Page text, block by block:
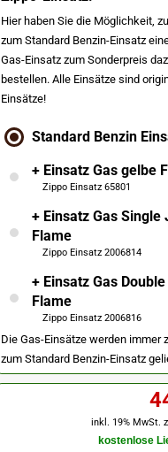
Hier haben Sie die Möglichkeit,
zum Standard Benzin-Einsatz
Gas-Einsatz zum Sonderpreis
bestellen. Alle Einsätze sind
Einsätze!
Standard Benzin
+ Einsatz Gas gelbe
Zippo Einsatz 65801
+ Einsatz Gas Single
Flame
Zippo Einsatz 2006814
+ Einsatz Gas
Flame
Zippo Einsatz 2006816
Die Gas-Einsätze werden immer
zum Standard Benzin-Einsatz
inkl. 19% MwSt.
kostenlose